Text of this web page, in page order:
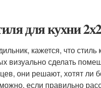
для кухни
кажется, что
визуально сделать
они решают, хотят ли
если правильно